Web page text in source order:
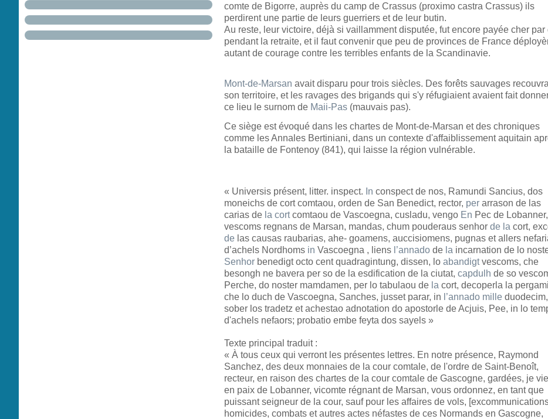
comte de Bigorre, auprès du camp de Crassus (proximo castra Crassus) ils
perdirent une partie de leurs guerriers et de leur butin.
Au reste, leur victoire, déjà si vaillamment disputée, fut encore payée cher par
pendant la retraite, et il faut convenir que peu de provinces de France
autant de courage contre les terribles enfants de la Scandinavie.
Mont-de-Marsan avait disparu pour trois siècles. Des forêts sauvages
son territoire, et les ravages des brigands qui s'y réfugiaient avaient fait
ce lieu le surnom de Maii-Pas (mauvais pas).
Ce siège est évoqué dans les chartes de Mont-de-Marsan et des chroniques
comme les Annales Bertiniani, dans un contexte d'affaiblissement aquitain
la bataille de Fontenoy (841), qui laisse la région vulnérable.
« Universis présent, litter. inspect. In conspect de nos, Ramundi Sancius, dos
moneichs de cort comtaou, orden de San Benedict, rector, per arrason de las
carias de la cortcomtaou de Vascoegna, cusladu, vengo En Pec de Lobanner,
vescoms regnans de Marsan, mandas, chum pouderaus senhor de la cort,
de las causas raubarias, ahe- goamens, auccisiomens, pugnas et allers
d’achels Nordhoms in Vascoegna , liens l’annado de la incarnation de lo
Senhor benedigt octo cent quadragintung, dissen, lo abandigtvescoms, che
besongh ne bavera per so de la esdification de la ciutat, capdulh de so
Perche, do noster mamdamen, per lo tabulaou de la cort, decoperla la
che lo duch de Vascoegna, Sanches, jusset parar, in l’annado mille duodecim,
sober los tradetz et achestao adnotation do apostorle de Acjuis, Pee, in lo
d'achels nefaors; probatio embe feyta dos sayels »
Texte principal traduit :
« À tous ceux qui verront les présentes lettres. En notre présence, Raymond
Sanchez, des deux monnaies de la cour comtale, de l'ordre de Saint-Benoît,
recteur, en raison des chartes de la cour comtale de Gascogne, gardées, je
en paix de Lobanner, vicomte régnant de Marsan, vous ordonnez, en tant que
puissant seigneur de la cour, sauf pour les affaires de vols,
homicides, combats et autres actes néfastes de ces Normands en Gascogne,